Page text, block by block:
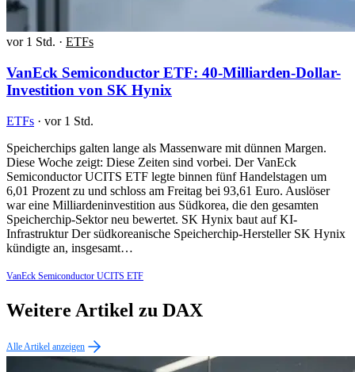
vor 1 Std. · ETFs
VanEck Semiconductor ETF: 40-Milliarden-Dollar-
Investition von SK Hynix
ETFs · vor 1 Std.
Speicherchips galten lange als Massenware mit dünnen Margen.
Diese Woche zeigt: Diese Zeiten sind vorbei. Der VanEck
Semiconductor UCITS ETF legte binnen fünf Handelstagen um
6,01 Prozent zu und schloss am Freitag bei 93,61 Euro. Auslöser
war eine Milliardeninvestition aus Südkorea, die den gesamten
Speicherchip-Sektor neu bewertet. SK Hynix baut auf KI-
Infrastruktur Der südkoreanische Speicherchip-Hersteller SK Hynix
kündigte an, insgesamt…
VanEck Semiconductor UCITS ETF
Weitere Artikel zu DAX
Alle Artikel anzeigen